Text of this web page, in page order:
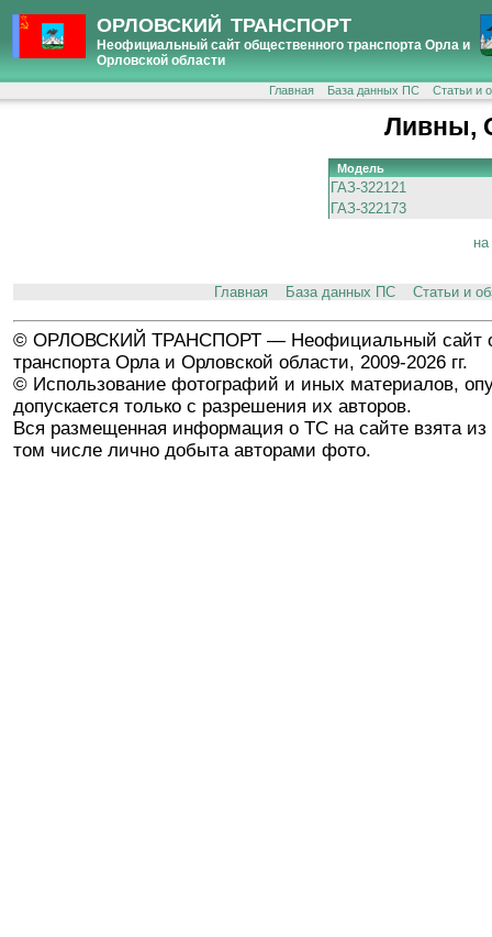
ОРЛОВСКИЙ ТРАНСПОРТ
Неофициальный сайт общественного транспорта Орла и
Орловской области
Главная База данных ПС Статьи и
Ливны,
Модель
ГАЗ-322121
ГАЗ-322173
Главная База данных ПС Статьи и
© ОРЛОВСКИЙ ТРАНСПОРТ — Неофициальный сайт
транспорта Орла и Орловской области, 2009-2026 гг.
© Использование фотографий и иных материалов,
допускается только с разрешения их авторов.
Вся размещенная информация о ТС на сайте взята из
том числе лично добыта авторами фото.